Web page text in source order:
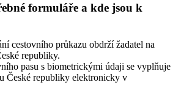
formuláře a kde jsou k
cestovního průkazu obdrží žadatel na
republiky.
pasu s biometrickými údaji se vyplňuje
České republiky elektronicky v